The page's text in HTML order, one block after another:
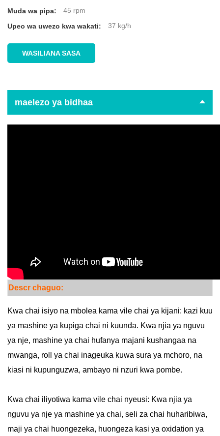
Muda wa pipa: 45 rpm
Upeo wa uwezo kwa wakati: 37 kg/h
WASILIANA SASA
maelezo ya bidhaa
Descr chaguo:
Kwa chai isiyo na mbolea kama vile chai ya kijani: kazi kuu
ya mashine ya kupiga chai ni kuunda. Kwa njia ya nguvu
ya nje, mashine ya chai hufanya majani kushangaa na
mwanga, roll ya chai inageuka kuwa sura ya mchoro, na
kiasi ni kupunguzwa, ambayo ni nzuri kwa pombe.
Kwa chai iliyotiwa kama vile chai nyeusi: Kwa njia ya
nguvu ya nje ya mashine ya chai, seli za chai huharibiwa,
maji ya chai huongezeka, huongeza kasi ya oxidation ya